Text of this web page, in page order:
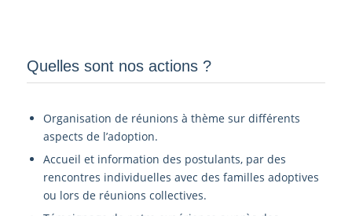
Quelles sont nos actions ?
Organisation de réunions à thème sur différents
aspects de l’adoption.
Accueil et information des postulants, par des
rencontres individuelles avec des familles adoptives
ou lors de réunions collectives.